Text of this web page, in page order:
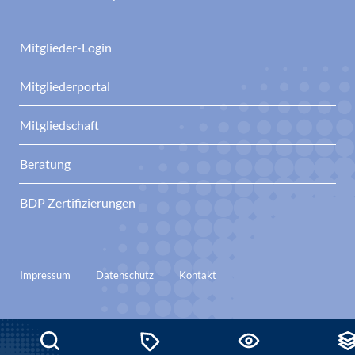
Mitglieder-Login
Mitgliederportal
Mitgliedschaft
Beratung
BDP Zertifizierungen
Impressum Datenschutz Kontakt